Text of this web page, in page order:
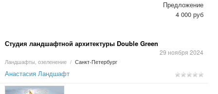
Студия ландшафтной архитектуры Double Green
29 ноября 2024
Ландшафты, озеленение / Санкт-Петербург
Предложение
4 000 руб
Анастасия Ландшафт